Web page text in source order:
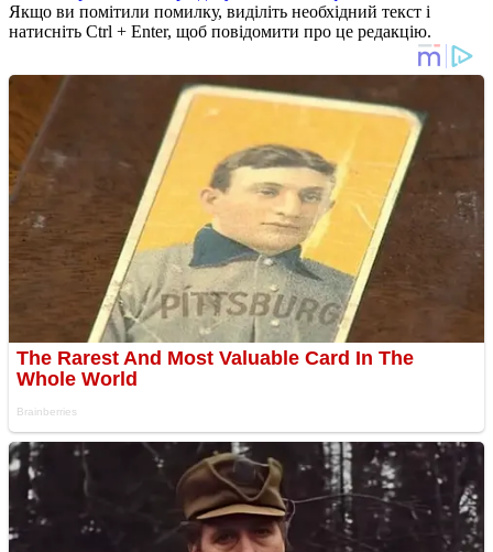
Якщо ви помітили помилку, виділіть необхідний текст і
натисніть Ctrl + Enter, щоб повідомити про це редакцію.